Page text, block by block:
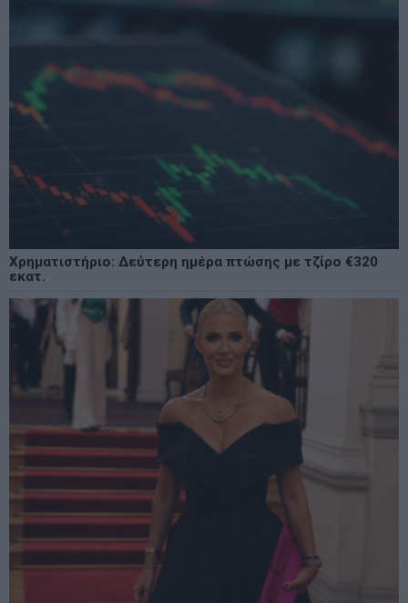
Χρηματιστήριο: Δεύτερη ημέρα πτώσης με τζίρο €320
εκατ.